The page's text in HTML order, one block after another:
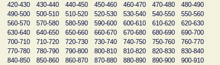
420-430
430-440 440-450 450-460 460-470 470-480
480-490
490-500
500-510 510-520 520-530 530-540 540-550
550-560
560-570
570-580 580-590 590-600 600-610 610-620
620-630
630-640
640-650 650-660 660-670 670-680 680-690
690-700
700-710
710-720 720-730 730-740 740-750 750-760
760-770
770-780
780-790 790-800 800-810 810-820 820-830
830-840
840-850
850-860 860-870 870-880 880-890 890-900
900-910